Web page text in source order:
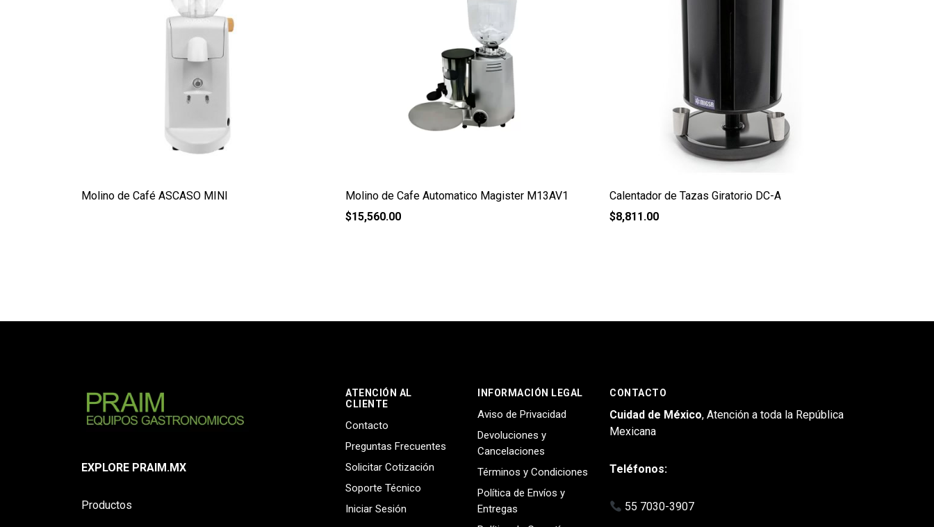
Molino de Café ASCASO MINI
Molino de Cafe Automatico Magister M13AV1
$15,560.00
Calentador de Tazas Giratorio DC-A
$8,811.00
EXPLORE PRAIM.MX
Productos
ATENCIÓN AL
CLIENTE
Contacto
Preguntas Frecuentes
Solicitar Cotización
Soporte Técnico
Iniciar Sesión
INFORMACIÓN LEGAL
Aviso de Privacidad
Devoluciones y
Cancelaciones
Términos y Condiciones
Política de Envíos y
Entregas
CONTACTO
Cuidad de México, Atención a toda la República
Mexicana
Teléfonos:
55 7030-3907